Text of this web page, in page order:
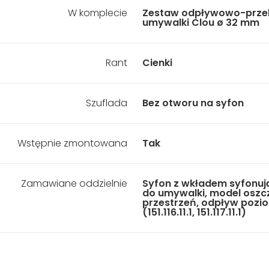
W komplecie Zestaw odpływowo-
umywalki Clou ø 32 mm
Rant Cienki
Szuflada Bez otworu na syfon
Wstępnie zmontowana Tak
Zamawiane oddzielnie Syfon z wkładem
do umywalki, model
przestrzeń, odpływ
(151.116.11.1, 151.117.11.1)